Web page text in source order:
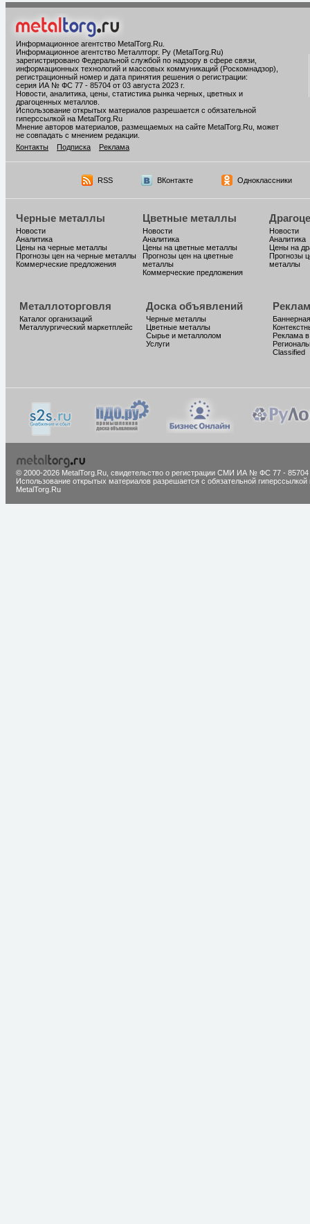
Информационное агентство MetalTorg.Ru
Информационное агентство Металлторг. Ру (MetalTorg.Ru)
зарегистрировано Федеральной службой по надзору в сфере связи,
информационных технологий и массовых коммуникаций (Роскомнадзор),
регистрационный номер и дата принятия решения о регистрации:
серия ИА № ФС 77 - 85704 от 03 августа 2023 г.
Новости, аналитика, цены, статистика рынка черных, цветных и
драгоценных металлов.
Использование открытых материалов разрешается с обязательной
гиперссылкой на MetalTorg.Ru
Мнение авторов материалов, размещаемых на сайте MetalTorg.Ru, может
не совпадать с мнением редакции.
Контакты
Подписка Реклама
RSS ВКонтакте Одноклассники
Черные металлы
Новости
Аналитика
Цены на черные металлы
Прогнозы цен на черные металлы
Коммерческие предложения
Цветные металлы
Новости
Аналитика
Цены на цветные металлы
Прогнозы цен на цветные
металлы
Коммерческие предложения
Новости
Аналитика
Цены на
Прогнозы
металлы
Металлоторговля
Каталог организаций
Металлургический маркетплейс
Доска объявлений
Черные металлы
Цветные металлы
Сырье и металлолом
Услуги
Реклама
Classified
© 2000-2026 MetalTorg.Ru, cвидетельство о регистрации СМИ ИА № ФС 77 - 85704
Использование открытых материалов разрешается с обязательной гиперссылкой
MetalTorg.Ru